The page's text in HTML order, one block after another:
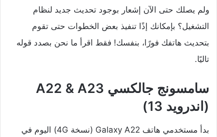
ولم يصلك حتى الآن إشعار بوجود تحديث جديد لنظام
التشغيل؟ بإمكانك إذًا تنفيذ بعض الخطوات حتى تقوم
بتحديث هاتفك فورًا، بنفسك! فقط اقرأ ما نحن بصدد قوله
تاليًا.
سامسونج جالكسي A22 & A23
(اندرويد 13)
بدأ مستخدمي هاتف Galaxy A22 (نسخة 4G) اليوم في